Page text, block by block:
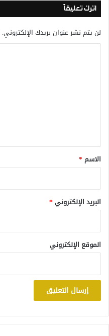
اترك تعليقاً
لن يتم نشر عنوان بريدك الإلكتروني.
*
الاسم *
البريد الإلكتروني *
الموقع الإلكتروني